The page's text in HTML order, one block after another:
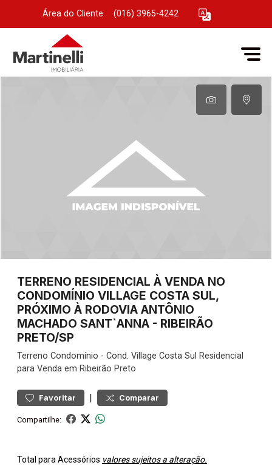
Área do Cliente (016) 3965-4242
TERRENO RESIDENCIAL À VENDA NO
CONDOMÍNIO VILLAGE COSTA SUL,
PRÓXIMO À RODOVIA ANTÔNIO
MACHADO SANT`ANNA - RIBEIRÃO
PRETO/SP
Terreno Condomínio - Cond. Village Costa Sul Residencial
para Venda em Ribeirão Preto
Favoritar | Comparar
Compartilhe:
Total para Acessórios valores sujeitos a alteração.